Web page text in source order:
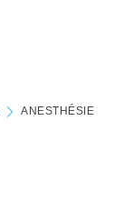
ANESTHÉSIE